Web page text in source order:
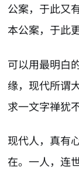
公案，于此又
本公案，于此
可以用最明白
缘，现代所谓
求一文字禅犹
现代人，真有
在。一人，连